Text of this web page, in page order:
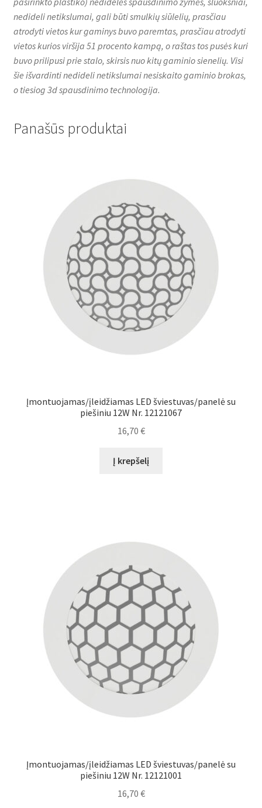
nedideli netikslumai, gali būti smulkių siūlelių, prasčiau
atrodyti vietos kur gaminys buvo paremtas, prasčiau atrodyti
vietos kurios viršija 51 procento kampą, o raštas tos pusės kuri
buvo prilipusi prie stalo, skirsis nuo kitų gaminio sienelių. Visi
šie išvardinti nedideli netikslumai nesiskaito gaminio brokas,
o tiesiog 3d spausdinimo technologija.
Panašūs produktai
Įmontuojamas/įleidžiamas LED šviestuvas/panelė su
piešiniu 12W Nr. 12121067
16,70 €
Į krepšelį
Įmontuojamas/įleidžiamas LED šviestuvas/panelė su
piešiniu 12W Nr. 12121001
16,70 €